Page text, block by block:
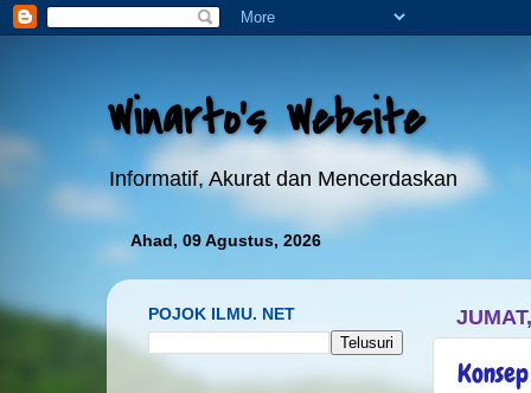
Winarto's Website
Informatif, Akurat dan Mencerdaskan
Ahad, 09 Agustus, 2026
POJOK ILMU. NET